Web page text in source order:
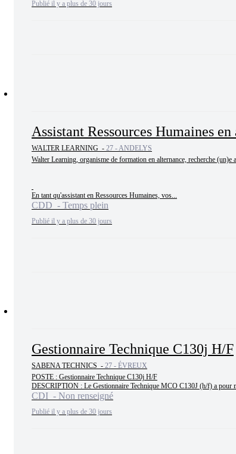
Publié il y a plus de 30 jours
Assistant Ressources Humaines
WALTER LEARNING - 27 - ANDELYS
Walter Learning, organisme de formation en alternance, recherche
En tant qu'assistant en Ressources Humaines, vos...
CDD - Temps plein
Publié il y a plus de 30 jours
Gestionnaire Technique C130j H/F
SABENA TECHNICS - 27 - ÉVREUX
POSTE : Gestionnaire Technique C130j H/F
DESCRIPTION : Le Gestionnaire Technique MCO C130J (h/f) a pour
CDI - Non renseigné
Publié il y a plus de 30 jours